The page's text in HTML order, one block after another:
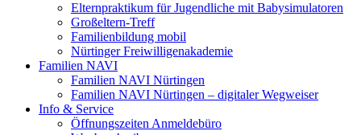
Elternpraktikum für Jugendliche mit Babysimulatoren
Großeltern-Treff
Familienbildung mobil
Nürtinger Freiwilligenakademie
Familien NAVI
Familien NAVI Nürtingen
Familien NAVI Nürtingen – digitaler Wegweiser
Info & Service
Öffnungszeiten Anmeldebüro